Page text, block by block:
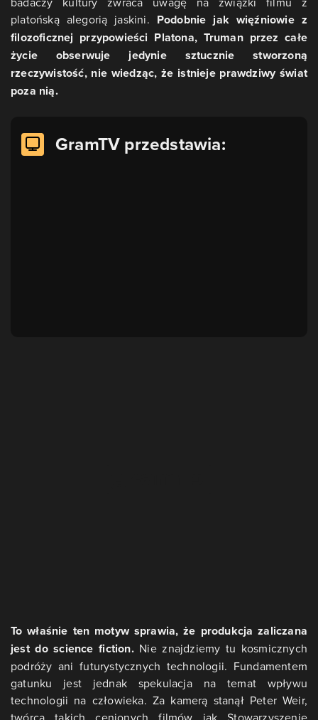
platońską alegorią jaskini. Podobnie jak więźniowie z
filozoficznej przypowieści Platona, Truman przez całe
życie obserwuje jedynie sztucznie stworzoną
rzeczywistość, nie wiedząc, że istnieje prawdziwy świat
poza nią.
GramTV przedstawia:
To właśnie ten motyw sprawia, że produkcja zaliczana
jest do science fiction.Nie znajdziemy tu kosmicznych
podróży ani futurystycznych technologii. Fundamentem
gatunku jest jednak spekulacja na temat wpływu
technologii na człowieka. Za kamerą stanął Peter Weir,